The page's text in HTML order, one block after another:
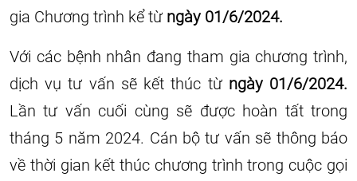
gia Chương trình kể từ ngày 01/6/2024.
Với các bệnh nhân đang tham gia chương trình,
dịch vụ tư vấn sẽ kết thúc từ ngày 01/6/2024.
Lần tư vấn cuối cùng sẽ được hoàn tất trong
tháng 5 năm 2024. Cán bộ tư vấn sẽ thông báo
về thời gian kết thúc chương trình trong cuộc gọi